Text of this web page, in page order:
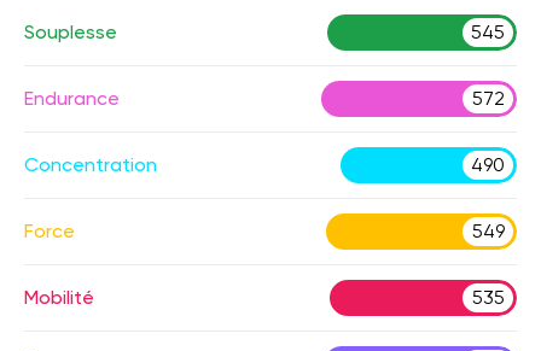
Souplesse 545
Endurance 572
Concentration 490
Force 549
Mobilité 535